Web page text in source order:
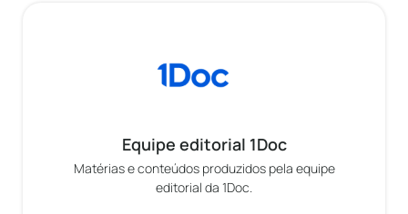
Equipe editorial 1Doc
Matérias e conteúdos produzidos pela equipe
editorial da 1Doc.